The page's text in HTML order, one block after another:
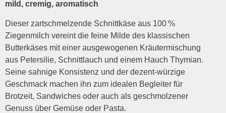
mild, cremig, aromatisch
Dieser zartschmelzende Schnittkäse aus 100 %
Ziegenmilch vereint die feine Milde des klassischen
Butterkäses mit einer ausgewogenen Kräutermischung
aus Petersilie, Schnittlauch und einem Hauch Thymian.
Seine sahnige Konsistenz und der dezent-würzige
Geschmack machen ihn zum idealen Begleiter für
Brotzeit, Sandwiches oder auch als geschmolzener
Genuss über Gemüse oder Pasta.